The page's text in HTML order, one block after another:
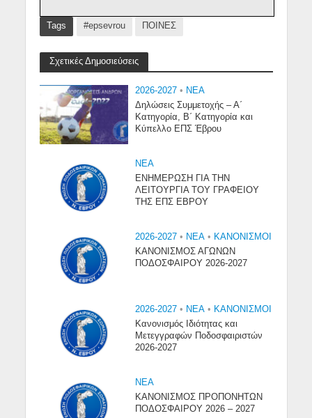
Tags #epsevrou ΠΟΙΝΕΣ
Σχετικές Δημοσιεύσεις
2026-2027 • NEA
Δηλώσεις Συμμετοχής – Α΄
Κατηγορία, Β΄ Κατηγορία και
Κύπελλο ΕΠΣ Έβρου
NEA
ΕΝΗΜΕΡΩΣΗ ΓΙΑ ΤΗΝ
ΛΕΙΤΟΥΡΓΙΑ ΤΟΥ ΓΡΑΦΕΙΟΥ
ΤΗΣ ΕΠΣ ΕΒΡΟΥ
2026-2027 • NEA • ΚΑΝΟΝΙΣΜΟΙ
ΚΑΝΟΝΙΣΜΟΣ ΑΓΩΝΩΝ
ΠΟΔΟΣΦΑΙΡΟΥ 2026-2027
2026-2027 • NEA • ΚΑΝΟΝΙΣΜΟΙ
Κανονισμός Ιδιότητας και
Μετεγγραφών Ποδοσφαιριστών
2026-2027
NEA
ΚΑΝΟΝΙΣΜΟΣ ΠΡΟΠΟΝΗΤΩΝ
ΠΟΔΟΣΦΑΙΡΟΥ 2026 – 2027